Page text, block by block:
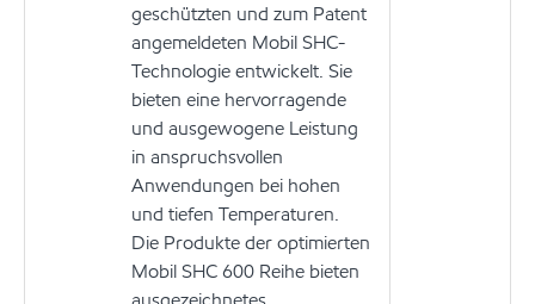
geschützten und zum Patent
angemeldeten Mobil SHC-
Technologie entwickelt. Sie
bieten eine hervorragende
und ausgewogene Leistung
in anspruchsvollen
Anwendungen bei hohen
und tiefen Temperaturen.
Die Produkte der optimierten
Mobil SHC 600 Reihe bieten